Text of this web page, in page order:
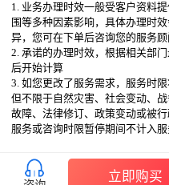
立即购买
1. 业务办理时效一般受客户资料
围等多种因素影响，具体办理时
异，您可在下单后咨询您的服务顾
2. 承诺的办理时效，根据相关部
后开始计算
3. 如您更改了服务需求，服务时
但不限于自然灾害、社会变动、
故障、法律修订、政策变动或被
服务或咨询时限暂停期间不计入服
材料提供？